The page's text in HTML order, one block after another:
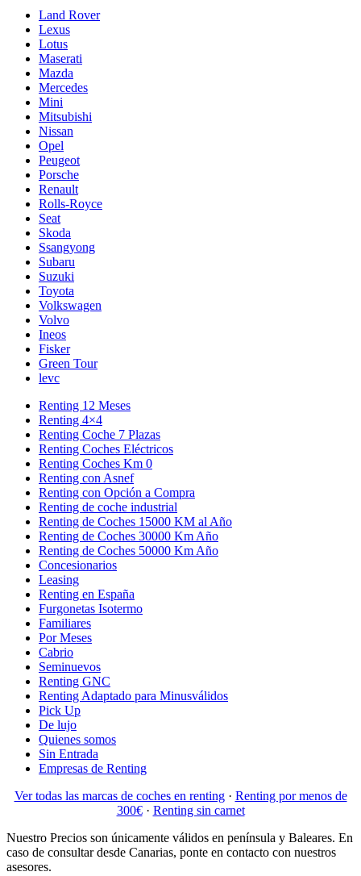
Land Rover
Lexus
Lotus
Maserati
Mazda
Mercedes
Mini
Mitsubishi
Nissan
Opel
Peugeot
Porsche
Renault
Rolls-Royce
Seat
Skoda
Ssangyong
Subaru
Suzuki
Toyota
Volkswagen
Volvo
Ineos
Fisker
Green Tour
levc
Renting 12 Meses
Renting 4×4
Renting Coche 7 Plazas
Renting Coches Eléctricos
Renting Coches Km 0
Renting con Asnef
Renting con Opción a Compra
Renting de coche industrial
Renting de Coches 15000 KM al Año
Renting de Coches 30000 Km Año
Renting de Coches 50000 Km Año
Concesionarios
Leasing
Renting en España
Furgonetas Isotermo
Familiares
Por Meses
Cabrio
Seminuevos
Renting GNC
Renting Adaptado para Minusválidos
Pick Up
De lujo
Quienes somos
Sin Entrada
Empresas de Renting
Ver todas las marcas de coches en renting· Renting por menos de
300€· Renting sin carnet
Nuestro Precios son únicamente válidos en península y Baleares. En
caso de consultar desde Canarias, ponte en contacto con nuestros
asesores.